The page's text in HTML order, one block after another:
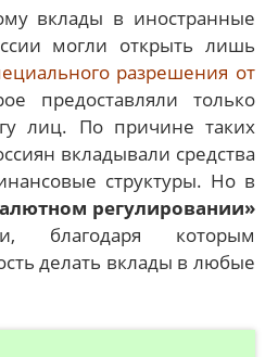
вклады в иностранные
могли открыть лишь
разрешения от
предоставляли только
лиц. По причине таких
вкладывали средства
структуры. Но в
регулировании»
благодаря которым
делать вклады в любые